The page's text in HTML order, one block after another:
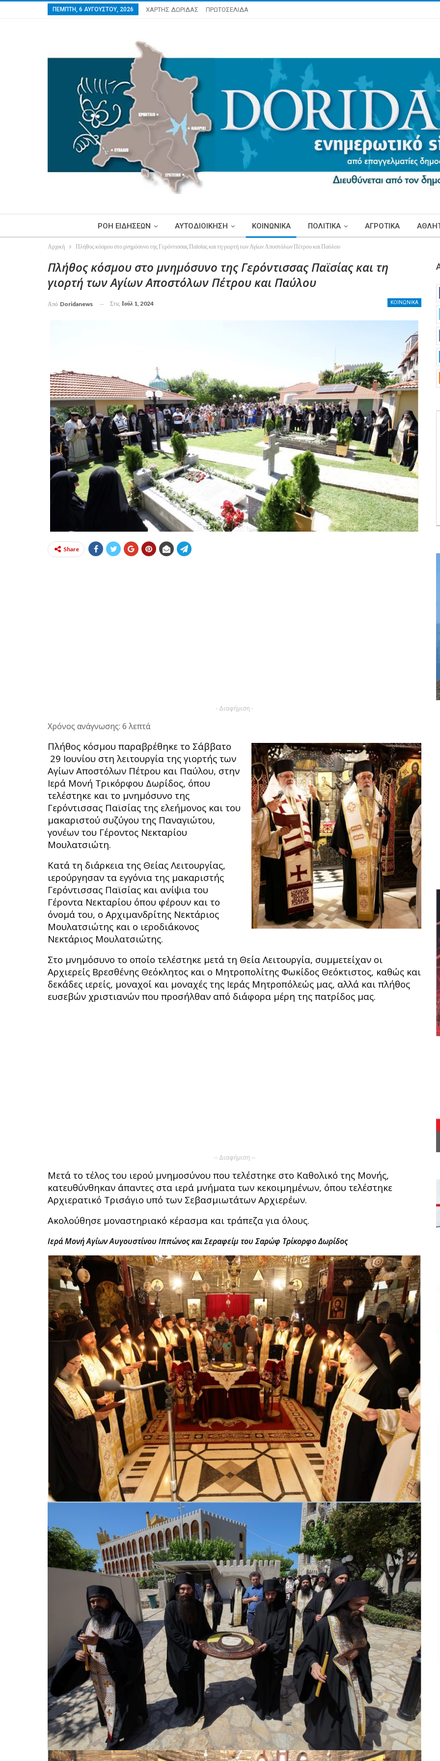
ΠΈΜΠΤΗ, 6 ΑΥΓΟΎΣΤΟΥ, 2026 ΧΑΡΤΗΣ ΔΩΡΙΔΑΣ ΠΡΩΤΟΣΕΛΙΔΑ
ΡΟΗ ΕΙΔΗΣΕΩΝ ΑΥΤΟΔΙΟΙΚΗΣΗ ΚΟΙΝΩΝΙΚΑ ΠΟΛΙΤΙΚΑ ΑΓΡΟΤΙΚΑ
Αρχική Πλήθος κόσμου στο μνημόσυνο της Γερόντισσας Παϊσίας και τη γιορτή των Αγίων Αποστόλων Πέτρου και Παύλου
Πλήθος κόσμου στο μνημόσυνο της Γερόντισσας Παϊσίας και τη
γιορτή των Αγίων Αποστόλων Πέτρου και Παύλου
ΚΟΙΝΩΝΙΚΑ
Από Doridanews Στις Ιούλ 1, 2024
Share
- Διαφήμιση -
Χρόνος ανάγνωσης: 6 λεπτά
Πλήθος κόσμου παραβρέθηκε το Σάββατο
29 Ιουνίου στη λειτουργία της γιορτής των
Αγίων Αποστόλων Πέτρου και Παύλου, στην
Ιερά Μονή Τρικόρφου Δωρίδος, όπου
τελέστηκε και το μνημόσυνο της
Γερόντισσας Παϊσίας της ελεήμονος και του
μακαριστού συζύγου της Παναγιώτου,
γονέων του Γέροντος Νεκταρίου
Μουλατσιώτη.
Κατά τη διάρκεια της Θείας Λειτουργίας,
ιερούργησαν τα εγγόνια της μακαριστής
Γερόντισσας Παϊσίας και ανίψια του
Γέροντα Νεκταρίου όπου φέρουν και το
όνομά του, ο Αρχιμανδρίτης Νεκτάριος
Μουλατσιώτης και ο ιεροδιάκονος
Νεκτάριος Μουλατσιώτης.
Στο μνημόσυνο το οποίο τελέστηκε μετά τη Θεία Λειτουργία, συμμετείχαν οι
Αρχιερείς Βρεσθένης Θεόκλητος και ο Μητροπολίτης Φωκίδος Θεόκτιστος, καθώς και
δεκάδες ιερείς, μοναχοί και μοναχές της Ιεράς Μητροπόλεώς μας, αλλά και πλήθος
ευσεβών χριστιανών που προσήλθαν από διάφορα μέρη της πατρίδος μας.
-- Διαφήμιση --
Μετά το τέλος του ιερού μνημοσύνου που τελέστηκε στο Καθολικό της Μονής,
κατευθύνθηκαν άπαντες στα ιερά μνήματα των κεκοιμημένων, όπου τελέστηκε
Αρχιερατικό Τρισάγιο υπό των Σεβασμιωτάτων Αρχιερέων.
Ακολούθησε μοναστηριακό κέρασμα και τράπεζα για όλους.
Ιερά Μονή Αγίων Αυγουστίνου Ιππώνος και Σεραφείμ του Σαρώφ Τρίκορφο Δωρίδος